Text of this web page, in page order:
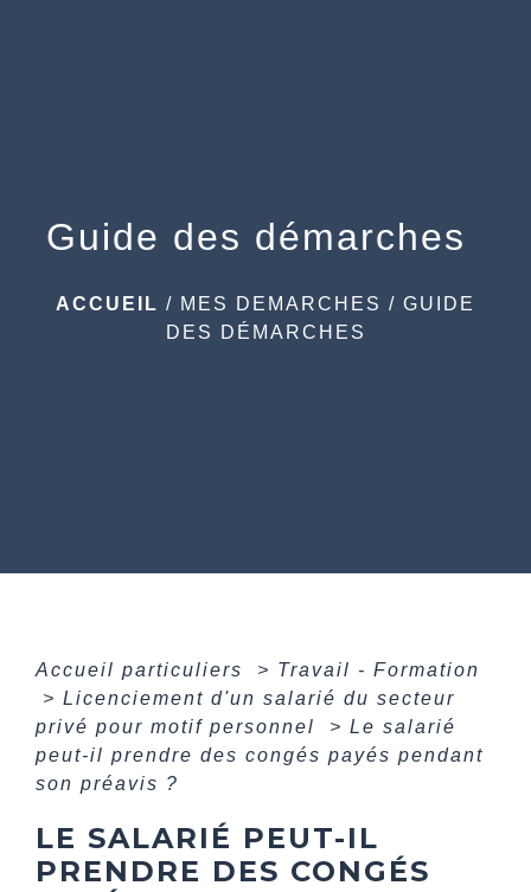
Guide des démarches
ACCUEIL / MES DEMARCHES / GUIDE
DES DÉMARCHES
Accueil particuliers > Travail - Formation
> Licenciement d'un salarié du secteur
privé pour motif personnel
> Le salarié
peut-il prendre des congés payés pendant
son préavis ?
LE SALARIÉ PEUT-IL
PRENDRE DES CONGÉS